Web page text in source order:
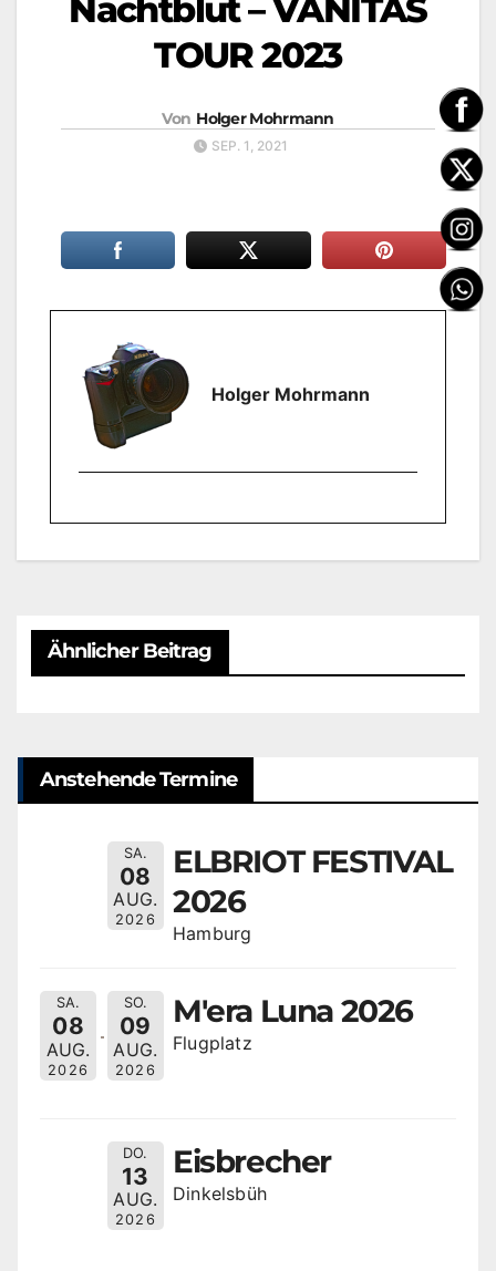
Nachtblut – VANITAS
TOUR 2023
Von Holger Mohrmann
SEP. 1, 2021
Holger Mohrmann
Ähnlicher Beitrag
Anstehende Termine
SA.
08
AUG.
2026
ELBRIOT FESTIVAL
2026
Hamburg
SA.
08
AUG.
2026
SO.
09
AUG.
2026
M'era Luna 2026
Flugplatz
DO.
13
AUG.
2026
Eisbrecher
Dinkelsbüh